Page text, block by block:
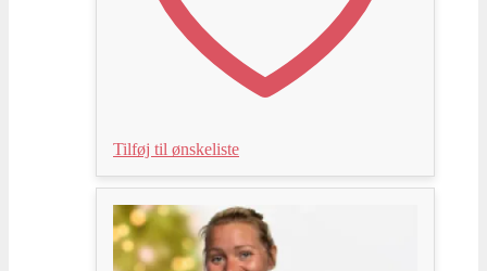
Tilføj til ønskeliste